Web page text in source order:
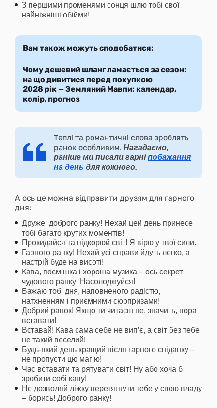
З першими променями сонця шлю тобі свої
найніжніші обійми!
Вам також можуть сподобатися:
Чому дешевий шланг ламається за сезон:
на що дивитися перед покупкою
2028 рік — Земляний Мавпи: календар,
колір, прогноз
Теплі та романтичні слова зроблять
ранок особливим. Нагадаємо,
раніше ми писали гарніпобажання
на день для кожного.
А ось це можна відправити друзям для гарного
дня:
Друже, доброго ранку! Нехай цей день принесе
тобі багато крутих моментів!
Прокидайся та підкорюй світ! Я вірю у твої сили.
Гарного ранку! Нехай усі справи йдуть легко, а
настрій буде на висоті!
Кава, посмішка і хороша музика – ось секрет
чудового ранку! Насолоджуйся!
Бажаю тобі дня, наповненого радістю,
натхненням і приємними сюрпризами!
Добрий ранок! Якщо ти читаєш це, значить, пора
вставати!
Вставай! Кава сама себе не вип’є, а світ без тебе
не такий веселий!
Будь-який день кращий після гарного сніданку –
не пропусти цю магію!
Час вставати та рятувати світ! Ну або хоча б
зробити собі каву!
Не дозволяй ліжку перетягнути тебе у свою владу
– борись! Доброго ранку!